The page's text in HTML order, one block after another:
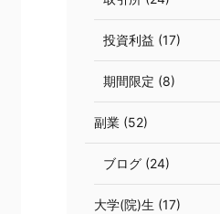
投資利益 (17)
期間限定 (8)
副業 (52)
ブログ (24)
大学(院)生 (17)